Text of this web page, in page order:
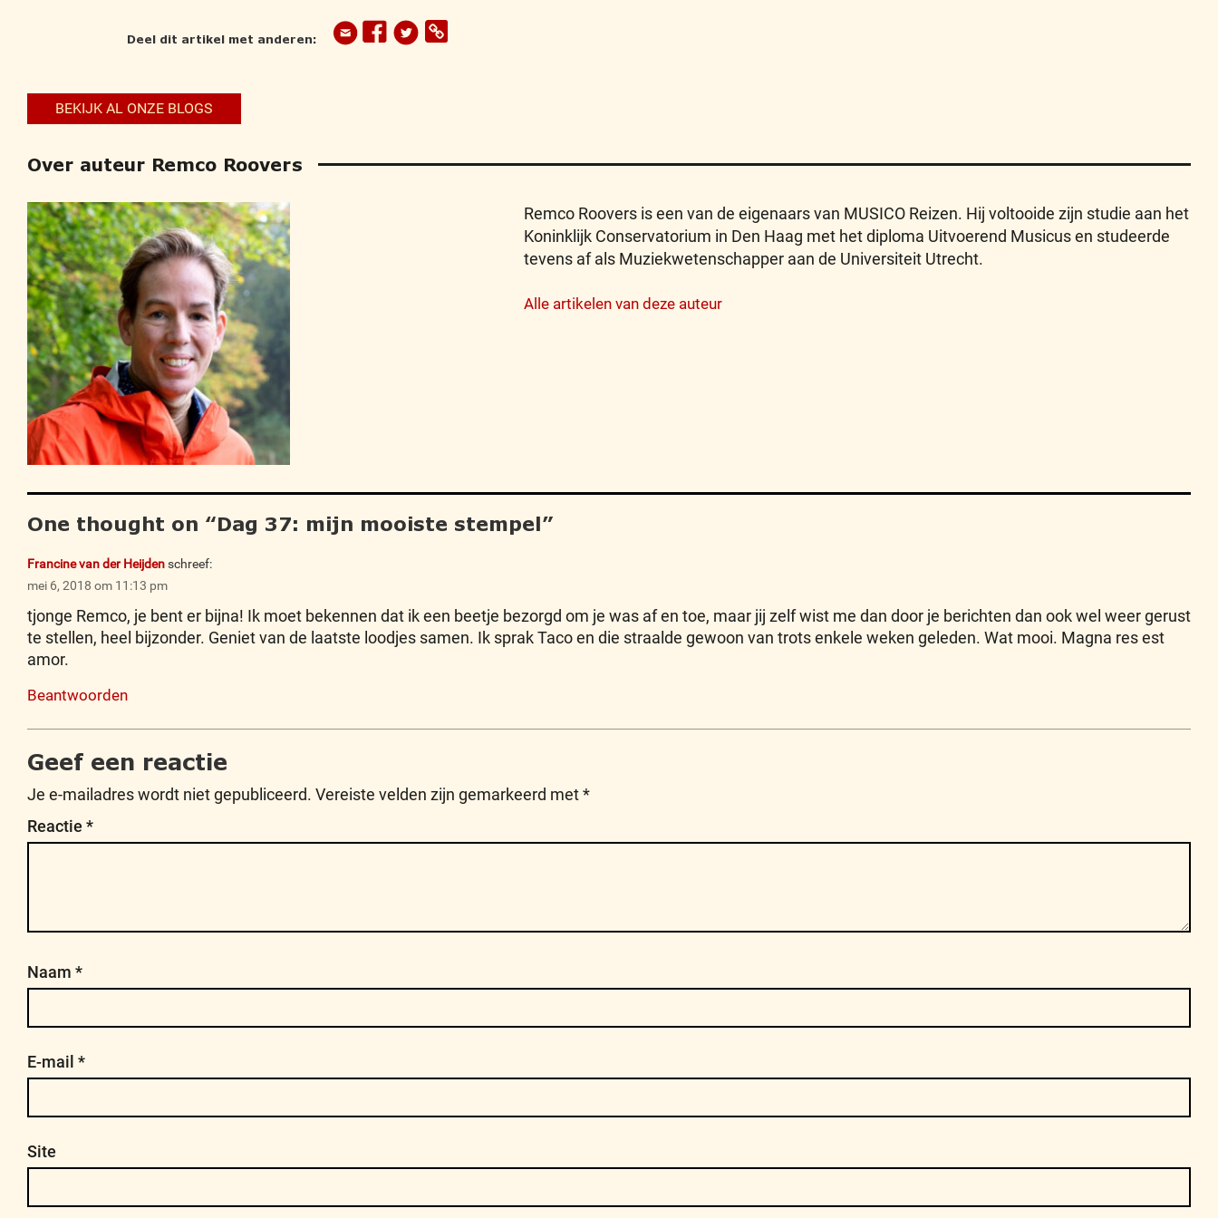
Deel dit artikel met anderen:
BEKIJK AL ONZE BLOGS
Over auteur Remco Roovers
Remco Roovers is een van de eigenaars van MUSICO Reizen. Hij voltooide zijn studie aan het
Koninklijk Conservatorium in Den Haag met het diploma Uitvoerend Musicus en studeerde
tevens af als Muziekwetenschapper aan de Universiteit Utrecht.
Alle artikelen van deze auteur
One thought on “Dag 37: mijn mooiste stempel”
Francine van der Heijdenschreef:
mei 6, 2018 om 11:13 pm
tjonge Remco, je bent er bijna! Ik moet bekennen dat ik een beetje bezorgd om je was af en toe, maar jij zelf wist me dan door je berichten dan ook wel weer gerust
te stellen, heel bijzonder. Geniet van de laatste loodjes samen. Ik sprak Taco en die straalde gewoon van trots enkele weken geleden. Wat mooi. Magna res est
amor.
Beantwoorden
Geef een reactie
Je e-mailadres wordt niet gepubliceerd. Vereiste velden zijn gemarkeerd met*
Reactie *
Naam *
E-mail *
Site